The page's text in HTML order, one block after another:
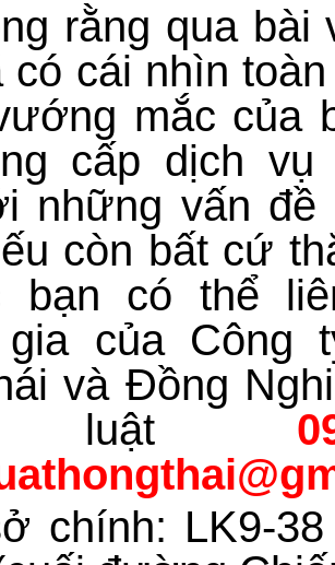
rằng qua bài
có cái nhìn
mắc của
cấp dịch
những vấn
còn bất cứ
bạn có thể
gia của Công
và Đồng
luật
chính: LK9-